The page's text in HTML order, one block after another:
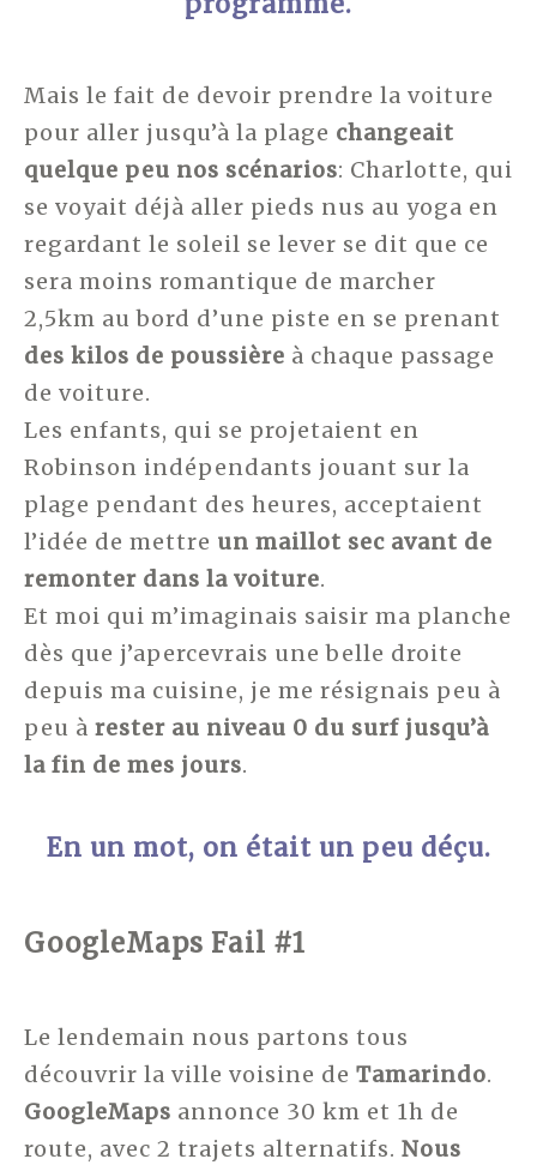
Mais le fait de devoir prendre la voiture
pour aller jusqu’à la plage changeait
quelque peu nos scénarios: Charlotte, qui
se voyait déjà aller pieds nus au yoga en
regardant le soleil se lever se dit que ce
sera moins romantique de marcher
2,5km au bord d’une piste en se prenant
des kilos de poussière à chaque passage
de voiture.
Les enfants, qui se projetaient en
Robinson indépendants jouant sur la
plage pendant des heures, acceptaient
l’idée de mettre un maillot sec avant de
remonter dans la voiture.
Et moi qui m’imaginais saisir ma planche
dès que j’apercevrais une belle droite
depuis ma cuisine, je me résignais peu à
peu à rester au niveau 0 du surf jusqu’à
la fin de mes jours.
En un mot, on était un peu déçu.
GoogleMaps Fail #1
Le lendemain nous partons tous
découvrir la ville voisine de Tamarindo.
GoogleMaps annonce 30 km et 1h de
route, avec 2 trajets alternatifs. Nous